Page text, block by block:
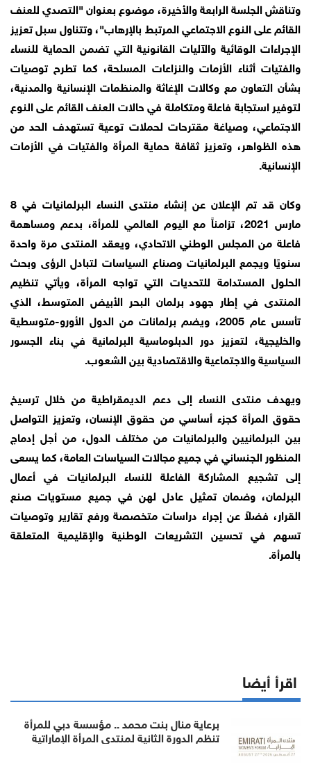
وتناقش الجلسة الرابعة والأخيرة، موضوع بعنوان "التصدي للعنف
القائم على النوع الاجتماعي المرتبط بالإرهاب"، وتتناول سبل تعزيز
الإجراءات الوقائية والآليات القانونية التي تضمن الحماية للنساء
والفتيات أثناء الأزمات والنزاعات المسلحة، كما تطرح توصيات
بشأن التعاون مع وكالات الإغاثة والمنظمات الإنسانية والمدنية،
لتوفير استجابة فاعلة ومتكاملة في حالات العنف القائم على النوع
الاجتماعي، وصياغة مقترحات لحملات توعية تستهدف الحد من
هذه الظواهر، وتعزيز ثقافة حماية المرأة والفتيات في الأزمات
الإنسانية.
وكان قد تم الإعلان عن إنشاء منتدى النساء البرلمانيات في 8
مارس 2021، تزامناً مع اليوم العالمي للمرأة، بدعم ومساهمة
فاعلة من المجلس الوطني الاتحادي، ويعقد المنتدى مرة واحدة
سنويًا ويجمع البرلمانيات وصناع السياسات لتبادل الرؤى وبحث
الحلول المستدامة للتحديات التي تواجه المرأة، ويأتي تنظيم
المنتدى في إطار جهود برلمان البحر الأبيض المتوسط، الذي
تأسس عام 2005، ويضم برلمانات من الدول الأورو-متوسطية
والخليجية، لتعزيز دور الدبلوماسية البرلمانية في بناء الجسور
السياسية والاجتماعية والاقتصادية بين الشعوب.
ويهدف منتدى النساء إلى دعم الديمقراطية من خلال ترسيخ
حقوق المرأة كجزء أساسي من حقوق الإنسان، وتعزيز التواصل
بين البرلمانيين والبرلمانيات من مختلف الدول، من أجل إدماج
المنظور الجنساني في جميع مجالات السياسات العامة، كما يسعى
إلى تشجيع المشاركة الفاعلة للنساء البرلمانيات في أعمال
البرلمان، وضمان تمثيل عادل لهن في جميع مستويات صنع
القرار، فضلاً عن إجراء دراسات متخصصة ورفع تقارير وتوصيات
تسهم في تحسين التشريعات الوطنية والإقليمية المتعلقة
بالمرأة.
اقرأ أيضا
برعاية منال بنت محمد .. مؤسسة دبي للمرأة
تنظم الدورة الثانية لمنتدى المرأة الإماراتية